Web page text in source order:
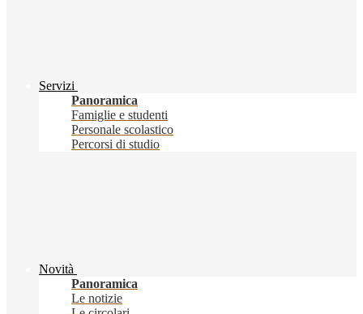
Servizi
Panoramica
Famiglie e studenti
Personale scolastico
Percorsi di studio
Novità
Panoramica
Le notizie